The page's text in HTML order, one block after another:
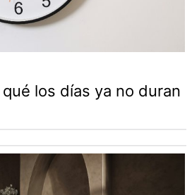
los días ya no duran